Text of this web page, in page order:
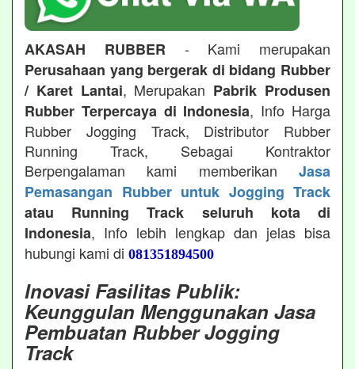
AKASAH RUBBER - Kami merupakan
Perusahaan yang bergerak di bidang Rubber
/ Karet Lantai, Merupakan Pabrik Produsen
Rubber Terpercaya di Indonesia, Info Harga
Rubber Jogging Track, Distributor Rubber
Running Track, Sebagai Kontraktor
Berpengalaman kami memberikan Jasa
Pemasangan Rubber untuk Jogging Track
atau Running Track seluruh kota di
Indonesia, Info lebih lengkap dan jelas bisa
hubungi kami di 081351894500
Inovasi Fasilitas Publik:
Keunggulan Menggunakan Jasa
Pembuatan Rubber Jogging
Track